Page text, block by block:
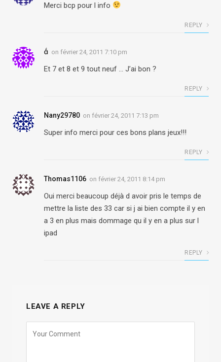
Merci bcp pour l info
REPLY
 on février 24, 2011 7:10 pm
Et 7 et 8 et 9 tout neuf … J’ai bon ?
REPLY
Nany29780 on février 24, 2011 7:13 pm
Super info merci pour ces bons plans jeux!!!
REPLY
Thomas1106 on février 24, 2011 8:14 pm
Oui merci beaucoup déjà d avoir pris le temps de
mettre la liste des 33 car si j ai bien compte il y en
a 3 en plus mais dommage qu il y en a plus sur l
ipad
REPLY
LEAVE A REPLY